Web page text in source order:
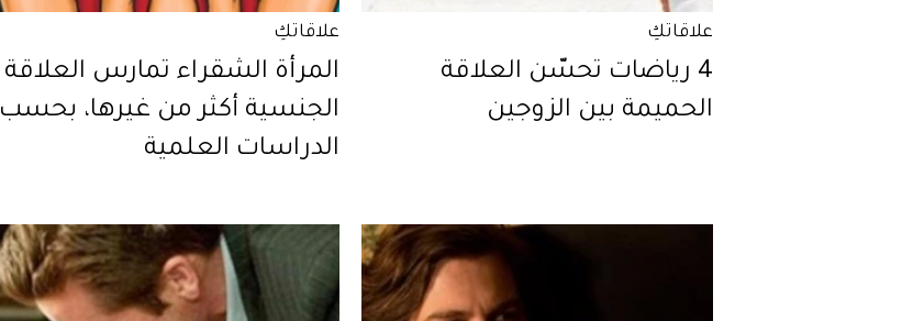
علاقاتكِ
4 رياضات تحسّن العلاقة
الحميمة بين الزوجين
علاقاتكِ
المرأة الشقراء تمارس العلاقة
الجنسية أكثر من غيرها، بحسب
الدراسات العلمية